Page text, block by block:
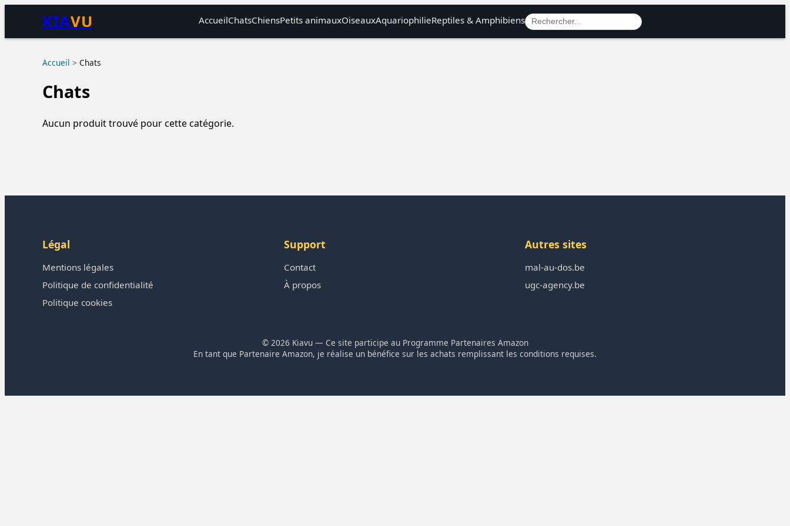
KIAVU AccueilChatsChiensPetits animauxOiseauxAquariophilieReptiles & Amphibiens
Accueil > Chats
Chats
Aucun produit trouvé pour cette catégorie.
Légal
Mentions légales
Politique de confidentialité
Politique cookies
Support
Contact
À propos
Autres sites
mal-au-dos.be
ugc-agency.be
© 2026 Kiavu — Ce site participe au Programme Partenaires Amazon
En tant que Partenaire Amazon, je réalise un bénéfice sur les achats remplissant les conditions requises.